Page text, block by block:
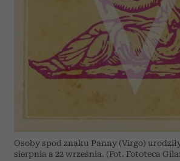
Osoby spod znaku Panny (Virgo)
sierpnia a 22 września. (Fot. Fototeca